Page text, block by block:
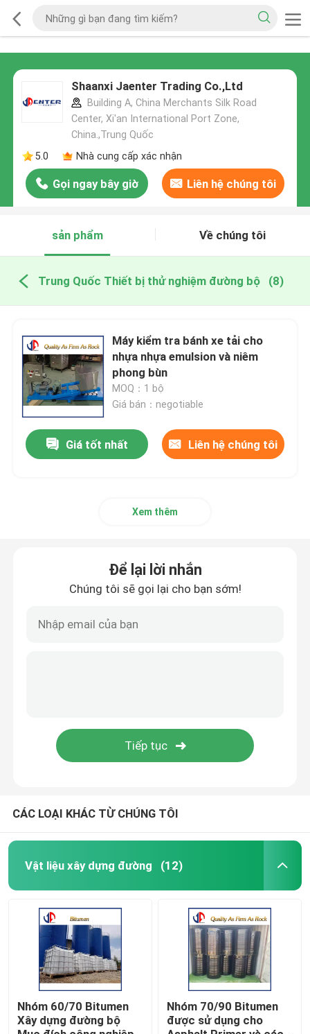
Shaanxi Jaenter Trading Co.,Ltd
Building A, China Merchants Silk Road
Center, Xi'an International Port Zone,
China.,Trung Quốc
5.0
Nhà cung cấp xác nhận
Gọi ngay bây giờ Liên hệ chúng tôi
sản phẩm Về chúng tôi
Trung Quốc Thiết bị thử nghiệm đường bộ (8)
Máy kiểm tra bánh xe tải cho
nhựa nhựa emulsion và niêm
phong bùn
MOQ：1 bộ
Giá bán：negotiable
Giá tốt nhất Liên hệ chúng tôi
Xem thêm
Để lại lời nhắn
Chúng tôi sẽ gọi lại cho bạn sớm!
CÁC LOẠI KHÁC TỪ CHÚNG TÔI
Vật liệu xây dựng đường (12)
Nhóm 60/70 Bitumen
Xây dựng đường bộ
Nhóm 70/90 Bitumen
được sử dụng cho